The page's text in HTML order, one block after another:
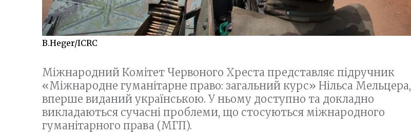
B.Heger/ICRC
Міжнародний Комітет Червоного Хреста представляє підручник
«Міжнародне гуманітарне право: загальний курс» Нільса Мельцера,
вперше виданий українською. У ньому доступно та докладно
викладаються сучасні проблеми, що стосуються міжнародного
гуманітарного права (МГП).